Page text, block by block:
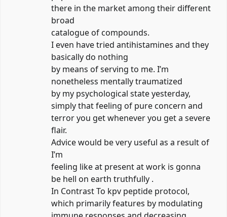
there in the market among their different
broad
catalogue of compounds.
I even have tried antihistamines and they
basically do nothing
by means of serving to me. I’m
nonetheless mentally traumatized
by my psychological state yesterday,
simply that feeling of pure concern and
terror you get whenever you get a severe
flair.
Advice would be very useful as a result of
I’m
feeling like at present at work is gonna
be hell on earth truthfully .
In Contrast To kpv peptide protocol,
which primarily features by modulating